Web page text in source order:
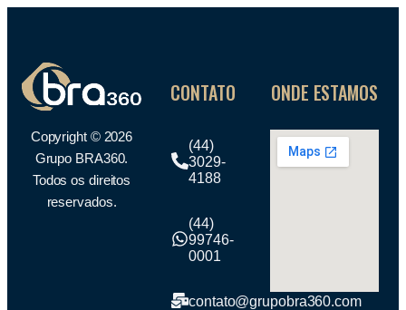
Copyright © 2026
Grupo BRA360.
Todos os direitos
reservados.
CONTATO
(44)
3029-
4188
(44)
99746-
0001
contato@grupobra360.com
ONDE ESTAMOS